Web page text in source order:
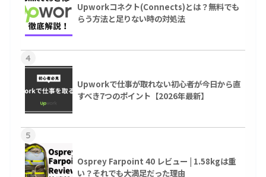
Upworkコネクト(Connects)とは？無料でも
らう方法と足りない時の対処法
4
Upworkで仕事が取れない初心者が今日から直
すべき7つのポイント【2026年最新】
5
Osprey Farpoint 40 レビュー | 1.58kgは重
い？それでも大満足だった理由